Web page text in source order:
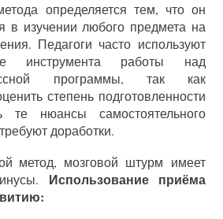
определяется тем, что он
в изучении любого предмета на
Педагоги часто используют
инструмента работы над
программы, так как
степень подготовленности
нюансы самостоятельного
доработки.
метод, мозговой штурм имеет
Использование приёма